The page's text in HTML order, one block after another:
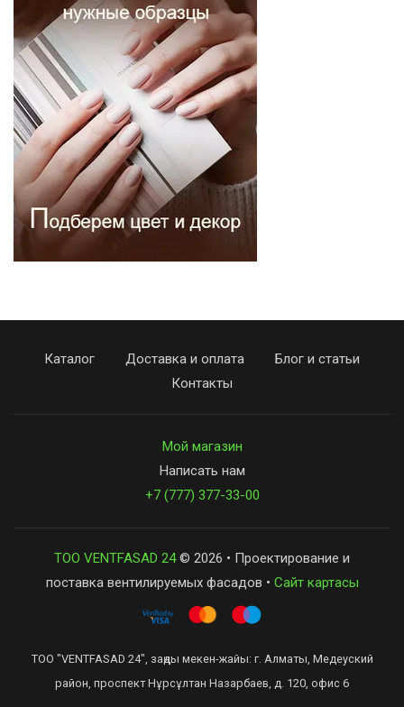
Каталог Доставка и оплата
Блог и статьи
Контакты
Мой магазин
Написать нам
+7 (777) 377-33-00
ТОО VENTFASAD 24© 2026 • Проектирование и
поставка вентилируемых фасадов • Сайт картасы
ТОО "VENTFASAD 24", заңды мекен-жайы: г. Алматы, Медеуский
район, проспект Нұрсұлтан Назарбаев, д. 120, офис 6